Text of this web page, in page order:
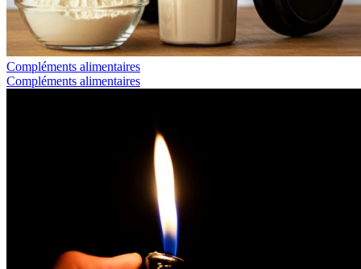
Compléments alimentaires
Compléments alimentaires